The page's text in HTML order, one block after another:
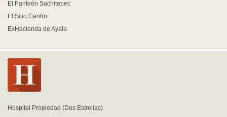
El Panteón Suchitepec
El Sitio Centro
ExHacienda de Ayala
Hospital Propiedad (Dos Estrellas)